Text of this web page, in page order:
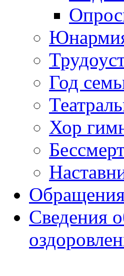
Год
Хор
Сведения